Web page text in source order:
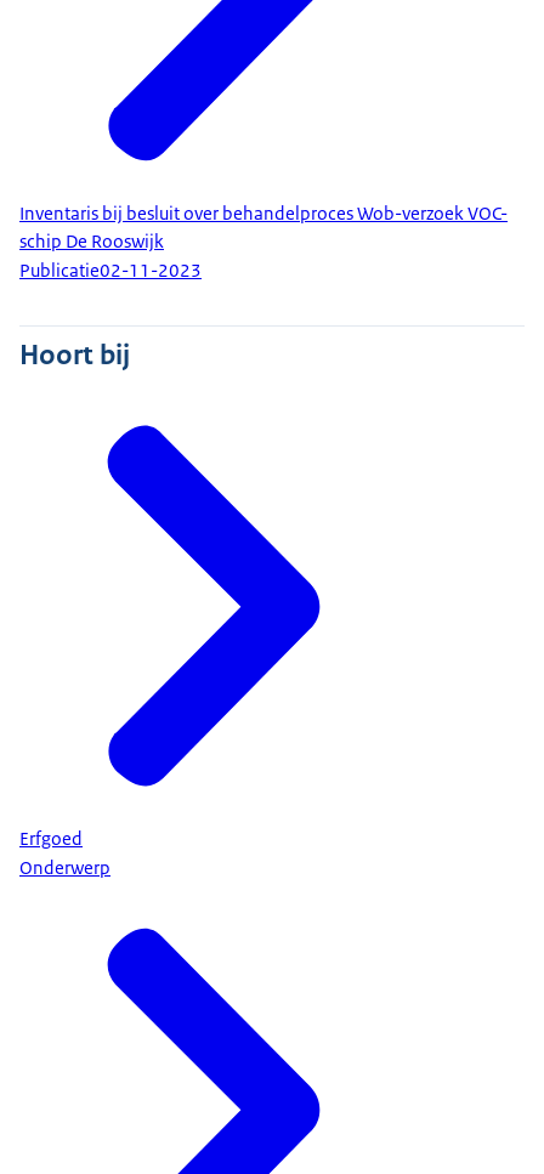
Inventaris bij besluit over behandelproces Wob-verzoek VOC-
schip De Rooswijk
Publicatie02-11-2023
Hoort bij
Erfgoed
Onderwerp